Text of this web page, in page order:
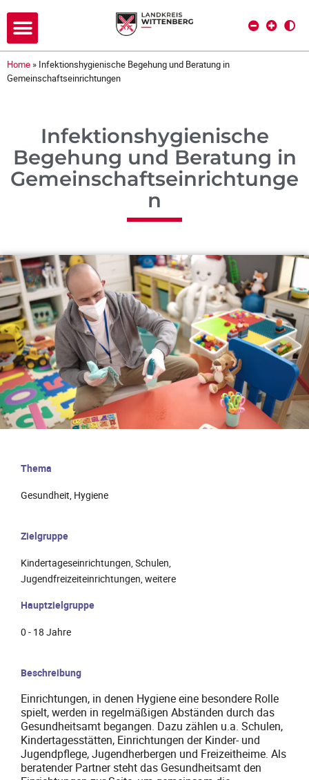
Home » Infektionshygienische Begehung und Beratung in
Gemeinschaftseinrichtungen
Infektionshygienische
Begehung und Beratung in
Gemeinschaftseinrichtunge
n
Thema
Gesundheit, Hygiene
Zielgruppe
Kindertageseinrichtungen, Schulen,
Jugendfreizeiteinrichtungen, weitere
Hauptzielgruppe
0 - 18 Jahre
Beschreibung
Einrichtungen, in denen Hygiene eine besondere Rolle
spielt, werden in regelmäßigen Abständen durch das
Gesundheitsamt begangen. Dazu zählen u.a. Schulen,
Kindertagesstätten, Einrichtungen der Kinder- und
Jugendpflege, Jugendherbergen und Freizeitheime. Als
beratender Partner steht das Gesundheitsamt den